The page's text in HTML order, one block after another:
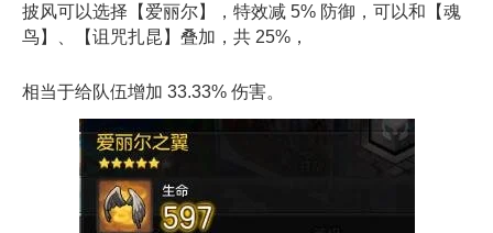
披风可以选择【爱丽尔】，特效减 5% 防御，可以和【魂
鸟】、【诅咒扎昆】叠加，共 25%，
相当于给队伍增加 33.33% 伤害。